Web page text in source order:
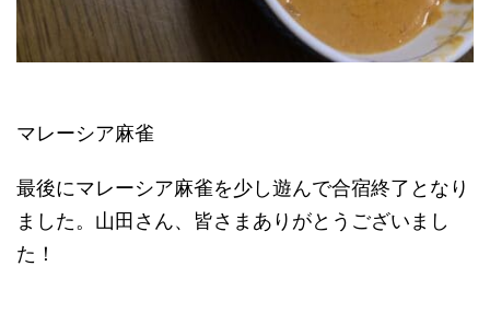
マレーシア麻雀
最後にマレーシア麻雀を少し遊んで合宿終了となり
ました。山田さん、皆さまありがとうございまし
た！